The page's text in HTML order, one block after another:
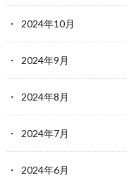
2024年10月
2024年9月
2024年8月
2024年7月
2024年6月